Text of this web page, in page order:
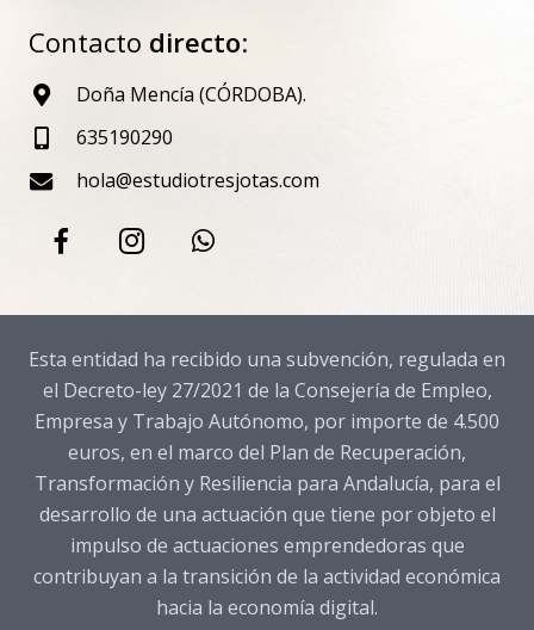
Contacto directo:
Doña Mencía (CÓRDOBA).
635190290
hola@estudiotresjotas.com
Esta entidad ha recibido una subvención, regulada en
el Decreto-ley 27/2021 de la Consejería de Empleo,
Empresa y Trabajo Autónomo, por importe de 4.500
euros, en el marco del Plan de Recuperación,
Transformación y Resiliencia para Andalucía, para el
desarrollo de una actuación que tiene por objeto el
impulso de actuaciones emprendedoras que
contribuyan a la transición de la actividad económica
hacia la economía digital.